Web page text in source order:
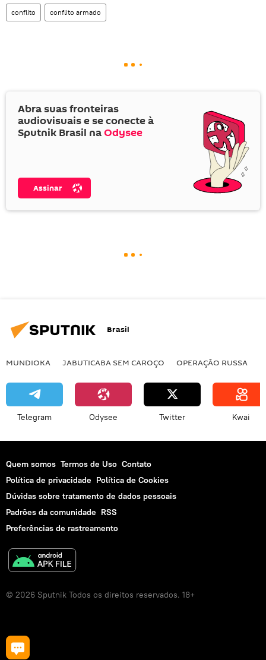
conflito conflito armado
Abra suas fronteiras
audiovisuais e se conecte à
Sputnik Brasil naOdysee
Assinar
Brasil
MUNDIOKA JABUTICABA SEM CAROÇO OPERAÇÃO RUSSA
Telegram Odysee Twitter Kwai
Quem somos Termos de Uso Contato
Política de privacidade Política de Cookies
Dúvidas sobre tratamento de dados pessoais
Padrões da comunidade RSS
Preferências de rastreamento
© 2026 Sputnik Todos os direitos reservados. 18+